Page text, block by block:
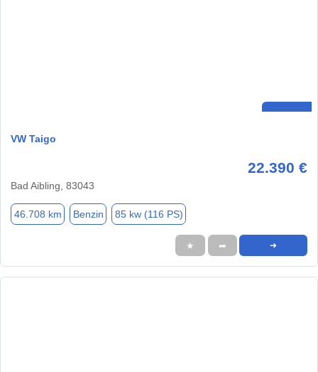
VW Taigo
22.390 €
Bad Aibling, 83043
46.708 km Benzin 85 kw (116 PS)
★ ➦ ➜